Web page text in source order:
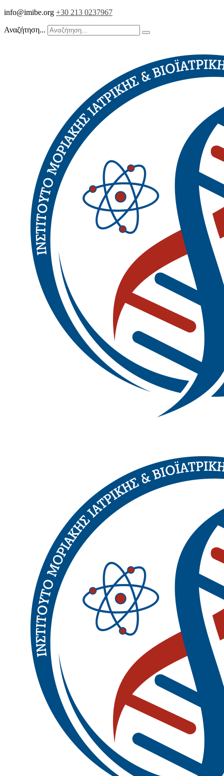
info@imibe.org +30 213 0237967
Αναζήτηση...